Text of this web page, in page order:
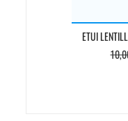
ETUI
Prix
de